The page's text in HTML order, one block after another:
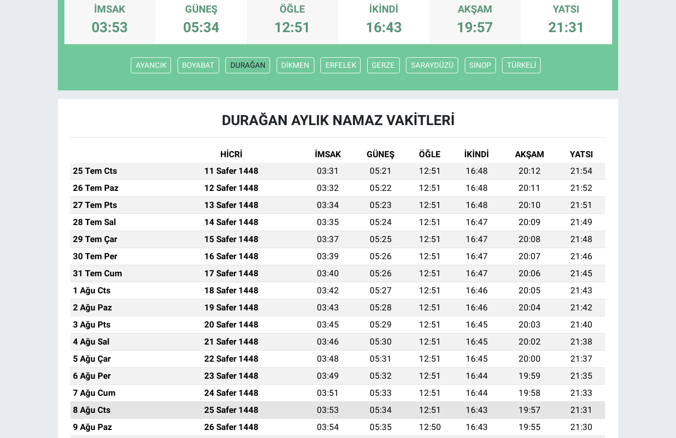
İMSAK
03:53
GÜNEŞ
05:34
ÖĞLE
12:51
İKINDI
16:43
AKŞAM
19:57
YATSI
21:31
AYANCIK BOYABAT DURAĞAN DİKMEN ERFELEK GERZE SARAYDÜZÜ SİNOP TÜRKELİ
DURAĞAN AYLIK NAMAZ VAKITLERI
HİCRİ İMSAK GÜNEŞ ÖĞLE İKINDI AKŞAM
YATSI
25 Tem Cts
11 Safer 1448 03:31 05:21 12:51 16:48 20:12
21:54
26 Tem Paz
12 Safer 1448 03:32 05:22 12:51 16:48 20:11
21:52
27 Tem Pts
13 Safer 1448 03:34 05:23 12:51 16:48 20:10
21:51
28 Tem Sal
14 Safer 1448 03:35 05:24 12:51 16:47 20:09
21:49
29 Tem Çar
15 Safer 1448 03:37 05:25 12:51 16:47 20:08
21:48
30 Tem Per
16 Safer 1448 03:39 05:26 12:51 16:47 20:07
21:46
31 Tem Cum
17 Safer 1448 03:40 05:26 12:51 16:47 20:06
21:45
1 Ağu Cts
18 Safer 1448 03:42 05:27 12:51 16:46 20:05
21:43
2 Ağu Paz
19 Safer 1448 03:43 05:28 12:51 16:46 20:04
21:42
3 Ağu Pts
20 Safer 1448 03:45 05:29 12:51 16:45 20:03
21:40
4 Ağu Sal
21 Safer 1448 03:46 05:30 12:51 16:45 20:02
21:38
5 Ağu Çar
22 Safer 1448 03:48 05:31 12:51 16:45 20:00
21:37
6 Ağu Per
23 Safer 1448 03:49 05:32 12:51 16:44 19:59
21:35
7 Ağu Cum
24 Safer 1448 03:51 05:33 12:51 16:44 19:58
21:33
8 Ağu Cts
25 Safer 1448 03:53 05:34 12:51 16:43 19:57
21:31
9 Ağu Paz
26 Safer 1448 03:54 05:35 12:50 16:43 19:55
21:30